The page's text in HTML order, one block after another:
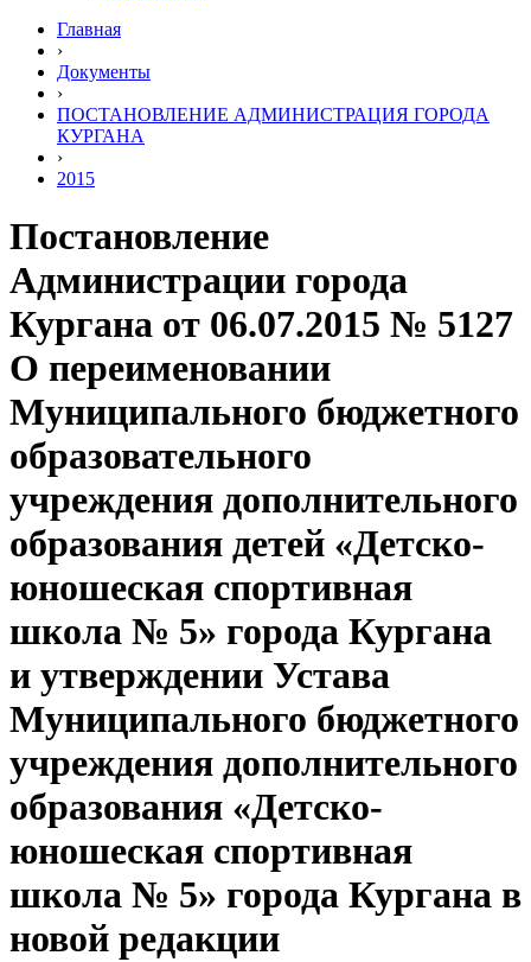
Главная
›
Документы
›
ПОСТАНОВЛЕНИЕ АДМИНИСТРАЦИЯ ГОРОДА
КУРГАНА
›
2015
Постановление
Администрации города
Кургана от 06.07.2015 № 5127
О переименовании
Муниципального бюджетного
образовательного
учреждения дополнительного
образования детей «Детско-
юношеская спортивная
школа № 5» города Кургана
и утверждении Устава
Муниципального бюджетного
учреждения дополнительного
образования «Детско-
юношеская спортивная
школа № 5» города Кургана в
новой редакции